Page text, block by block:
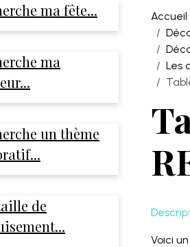
Accueil
Les
Voici un
ma fête...
ma
un thème
de